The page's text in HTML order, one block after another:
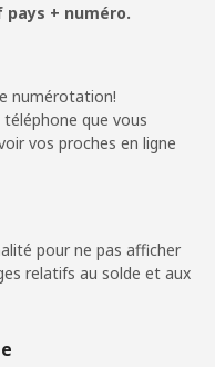
12 min pour ⁦€5⁩
⁦€5⁩
+ numéro.
numérotation!
que vous
vos proches en ligne
pour ne pas afficher
relatifs au solde et aux